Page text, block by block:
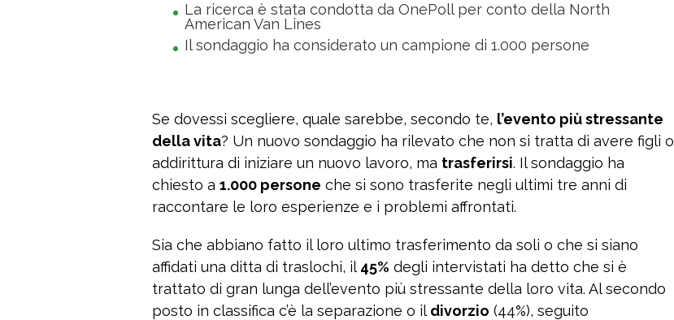
La ricerca è stata condotta da OnePoll per conto della North
American Van Lines
Il sondaggio ha considerato un campione di 1.000 persone
Se dovessi scegliere, quale sarebbe, secondo te, l’evento più stressante
della vita? Un nuovo sondaggio ha rilevato che non si tratta di avere figli o
addirittura di iniziare un nuovo lavoro, ma trasferirsi. Il sondaggio ha
chiesto a 1.000 persone che si sono trasferite negli ultimi tre anni di
raccontare le loro esperienze e i problemi affrontati.
Sia che abbiano fatto il loro ultimo trasferimento da soli o che si siano
affidati una ditta di traslochi, il45% degli intervistati ha detto che si è
trattato di gran lunga dell’evento più stressante della loro vita. Al secondo
posto in classifica c’è la separazione o ildivorzio (44%), seguito